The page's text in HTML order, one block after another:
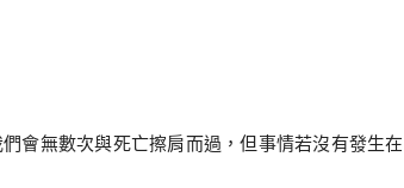
會無數次與死亡擦肩而過，但事情若沒有發生在